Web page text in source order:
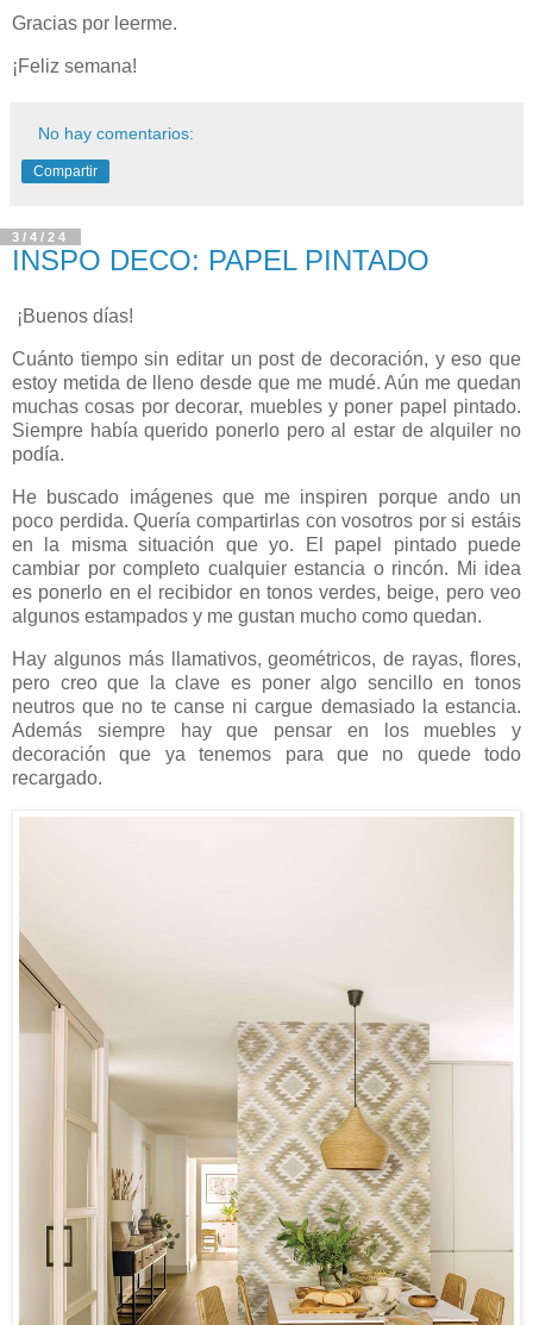
Gracias por leerme.
¡Feliz semana!
No hay comentarios:
Compartir
3/4/24
INSPO DECO: PAPEL PINTADO
¡Buenos días!
Cuánto tiempo sin editar un post de decoración, y eso que
estoy metida de lleno desde que me mudé. Aún me quedan
muchas cosas por decorar, muebles y poner papel pintado.
Siempre había querido ponerlo pero al estar de alquiler no
podía.
He buscado imágenes que me inspiren porque ando un
poco perdida. Quería compartirlas con vosotros por si estáis
en la misma situación que yo. El papel pintado puede
cambiar por completo cualquier estancia o rincón. Mi idea
es ponerlo en el recibidor en tonos verdes, beige, pero veo
algunos estampados y me gustan mucho como quedan.
Hay algunos más llamativos, geométricos, de rayas, flores,
pero creo que la clave es poner algo sencillo en tonos
neutros que no te canse ni cargue demasiado la estancia.
Además siempre hay que pensar en los muebles y
decoración que ya tenemos para que no quede todo
recargado.